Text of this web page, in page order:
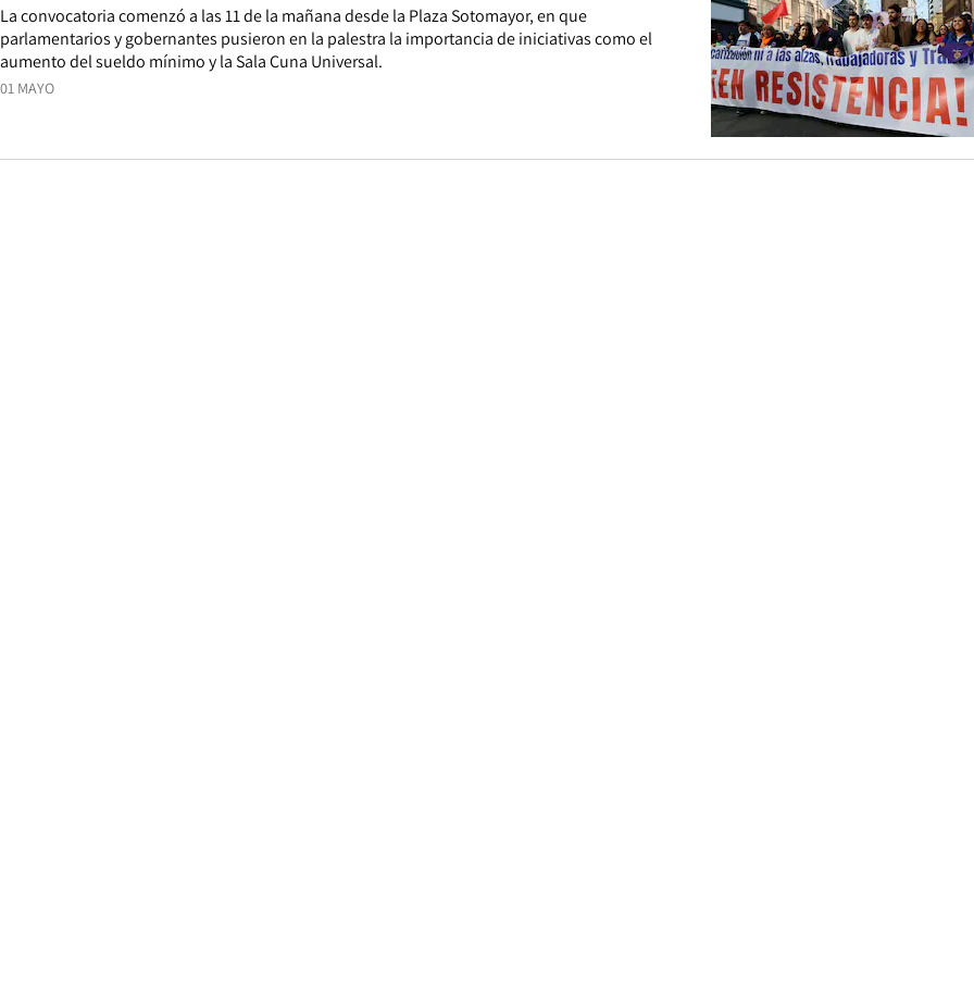
01 MAYO
La convocatoria comenzó a las 11 de la mañana desde la Plaza Sotomayor, en que
parlamentarios y gobernantes pusieron en la palestra la importancia de iniciativas como el
aumento del sueldo mínimo y la Sala Cuna Universal.